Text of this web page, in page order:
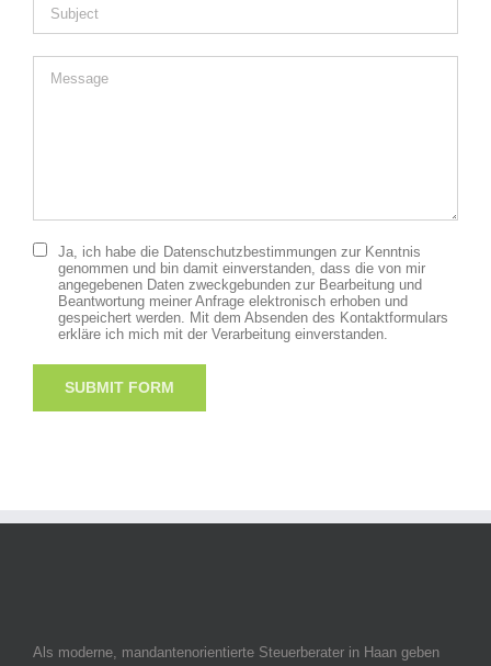
Ja, ich habe die Datenschutzbestimmungen zur Kenntnis
genommen und bin damit einverstanden, dass die von mir
angegebenen Daten zweckgebunden zur Bearbeitung und
Beantwortung meiner Anfrage elektronisch erhoben und
gespeichert werden. Mit dem Absenden des Kontaktformulars
erkläre ich mich mit der Verarbeitung einverstanden.
Als moderne, mandantenorientierte Steuerberater in Haan geben